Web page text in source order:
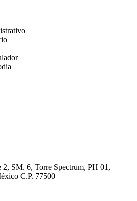
SM. 6, Torre Spectrum, PH 01,
C.P. 77500